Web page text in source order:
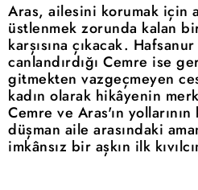
Aras, ailesini korumak için
üstlenmek zorunda kalan
karşısına çıkacak.
canlandırdığı Cemre ise
gitmekten vazgeçmeyen
kadın olarak hikâyenin
Cemre ve Aras'ın
düşman aile arasındaki
imkânsız bir aşkın ilk